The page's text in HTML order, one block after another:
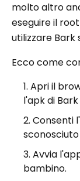
molto altro
eseguire il
utilizzare Bark
Ecco come
Apri il
l'apk di Bark
Consenti
Avvia
bambino.